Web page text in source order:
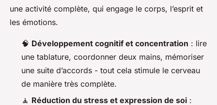
une activité complète, qui engage le corps, l’esprit et
les émotions.
🧠 Développement cognitif et concentration : lire
une tablature, coordonner deux mains, mémoriser
une suite d’accords - tout cela stimule le cerveau
de manière très complète.
🧘 Réduction du stress et expression de soi :